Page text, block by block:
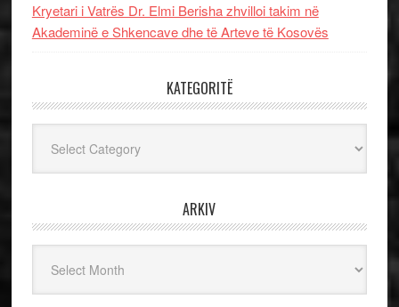
Kryetari i Vatrës Dr. Elmi Berisha zhvilloi takim në
Akademinë e Shkencave dhe të Arteve të Kosovës
KATEGORITË
ARKIV